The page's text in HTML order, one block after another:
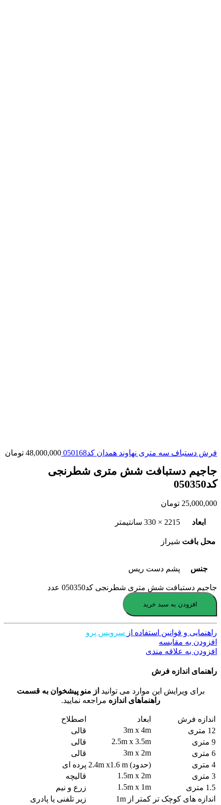
فرش دستباف سه متری نهاوند همدان کد050168 48,000,000 تومان
جاجیم دستبافت شش متری شطرنجی
کد050350
25,000,000 تومان
ابعاد 2215 × 330 سانتیمتر
محل بافت شیراز
جنس پشم دست ریس
جاجیم دستبافت شش متری شطرنجی کد050350 عدد
افزودن به سبد خرید
راهنمایی و قوانین استفاده از سرویس پرو
افزودن به مقایسه
افزودن به علاقه مندی
راهنمای اندازه فرش
برای ویرایش این موارد می توانید از منو پیشخوان به قسمت
راهنماهای اندازه مراجعه نمایید.
اندازه فرش ابعاد
اصطلاح
12 متری
3m x 4m
قالی
9 متری
2.5m x 3.5m
قالی
6 متری
3m x 2m
قالی
4 متری
(حدود) 2.4m x1.6 m
پرده ای
3 متری
1.5m x 2m
قالیچه
1.5 متری
1.5m x 1m
زرع و نیم
اندازه های کوچک تر کمتر از 1m
زیر تلفنی یا پادری